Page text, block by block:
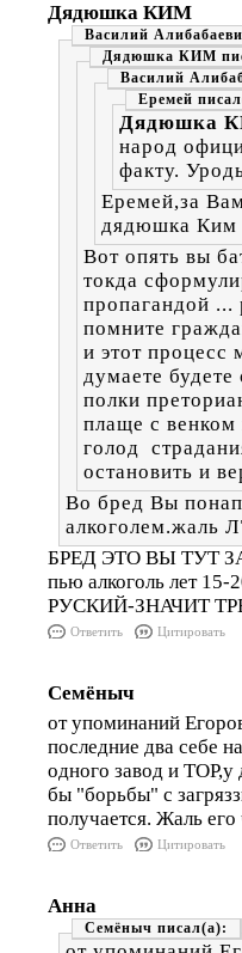
Дядюшка КИМ
Василий
Дядюшка КИМ
Василий
Еремей
Дядюшка
народ
факту.
Еремей,за
дядюшка Ким
Вот опять вы
токда
пропагандой ...
помните
и этот
думаете будете
полки
плаще с венком
голод
остановить и
Во бред Вы
алкоголем.жаль
БРЕД ЭТО ВЫ ТУТ
пью алкоголь лет 15-
РУСКИЙ-ЗНАЧИТ
Ответить Цитировать
Семёныч
от упоминаний
последние два себе
одного завод и ТОР,у
бы "борьбы" с
получается. Жаль его
Ответить Цитировать
Анна
Семёныч